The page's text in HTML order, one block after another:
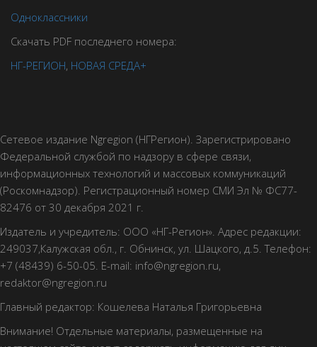
Одноклассники
Скачать PDF последнего номера:
НГ-РЕГИОН, НОВАЯ СРЕДА+
Сетевое издание Ngregion (НГРегион). Зарегистрировано
Федеральной службой по надзору в сфере связи,
информационных технологий и массовых коммуникаций
(Роскомнадзор). Регистрационный номер СМИ Эл № ФС77-
82476 от 30 декабря 2021 г.
Издатель и учредитель: ООО «НГ-Регион». Адрес редакции:
249037,Калужская обл., г. Обнинск, ул. Шацкого, д.5. Телефон:
+7 (48439) 6-50-05. E-mail: info@ngregion.ru,
redaktor@ngregion.ru
Главный редактор: Кошелева Наталья Григорьевна
Внимание! Отдельные материалы, размещенные на